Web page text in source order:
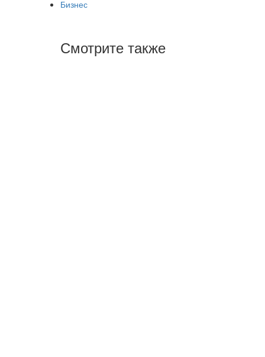
Бизнес
Смотрите также